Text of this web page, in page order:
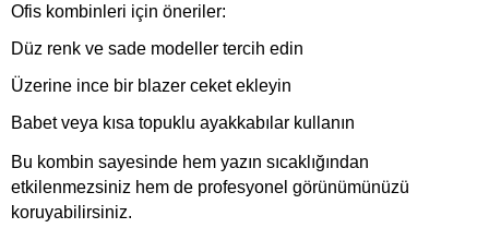
Ofis kombinleri için öneriler:
Düz renk ve sade modeller tercih edin
Üzerine ince bir blazer ceket ekleyin
Babet veya kısa topuklu ayakkabılar kullanın
Bu kombin sayesinde hem yazın sıcaklığından
etkilenmezsiniz hem de profesyonel görünümünüzü
koruyabilirsiniz.